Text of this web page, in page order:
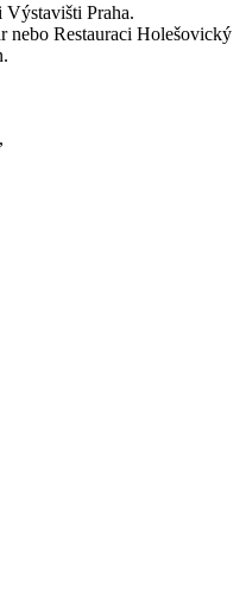
Výstavišti Praha.
Restauraci Holešovický